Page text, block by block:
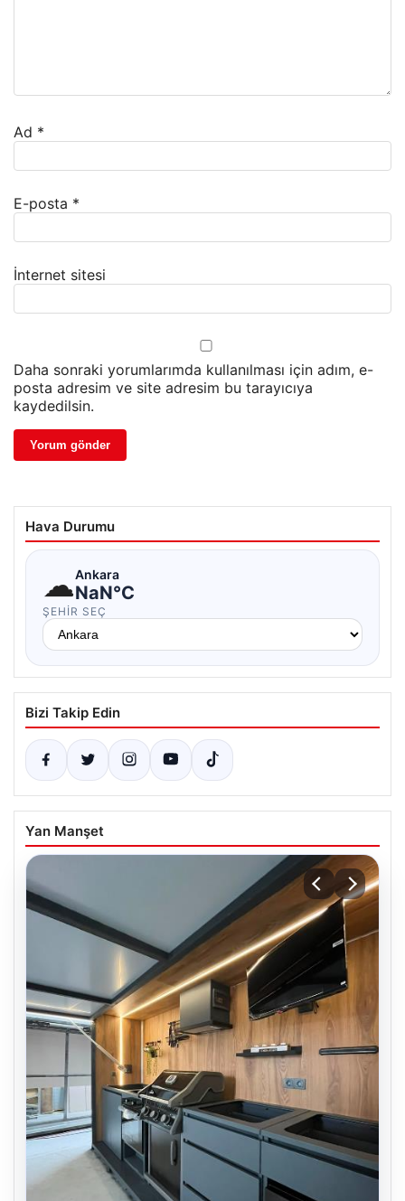
Ad *
E-posta *
İnternet sitesi
Daha sonraki yorumlarımda kullanılması için adım, e-
posta adresim ve site adresim bu tarayıcıya
kaydedilsin.
Hava Durumu
☁Ankara
NaN°C
ŞEHIR SEÇ
Bizi Takip Edin
Yan Manşet